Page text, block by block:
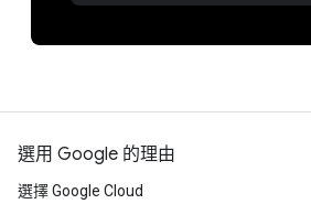
選用 Google 的理由
選擇 Google Cloud